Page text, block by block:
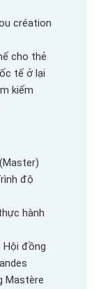
création
cho thẻ
tế ở lại
kiếm
độ
hành
Hội đồng
Mastère